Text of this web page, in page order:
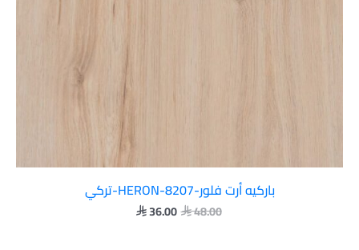
باركيه أرت فلور-HERON-8207-تركي
48.00
36.00